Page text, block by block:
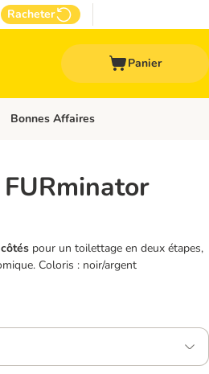
Racheter
Panier
Dérouler les catégories: Marques
Bonnes Affaires
pour un toilettage en deux étapes,
Coloris : noir/argent